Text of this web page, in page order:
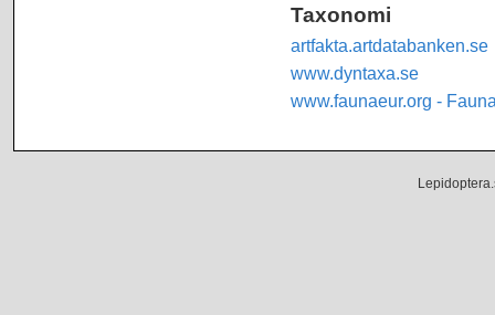
Taxonomi
artfakta.artdatabanken.se
www.dyntaxa.se
www.faunaeur.org -